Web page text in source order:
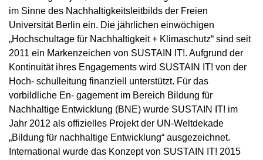
im Sinne des Nachhaltigkeitsleitbilds der Freien
Universität Berlin ein. Die jährlichen einwöchigen
„Hochschultage für Nachhaltigkeit + Klimaschutz“ sind seit
2011 ein Markenzeichen von SUSTAIN IT!. Aufgrund der
Kontinuität ihres Engagements wird SUSTAIN IT! von der
Hoch- schulleitung finanziell unterstützt. Für das
vorbildliche En- gagement im Bereich Bildung für
Nachhaltige Entwicklung (BNE) wurde SUSTAIN IT! im
Jahr 2012 als offizielles Projekt der UN-Weltdekade
„Bildung für nachhaltige Entwicklung“ ausgezeichnet.
International wurde das Konzept von SUSTAIN IT! 2015